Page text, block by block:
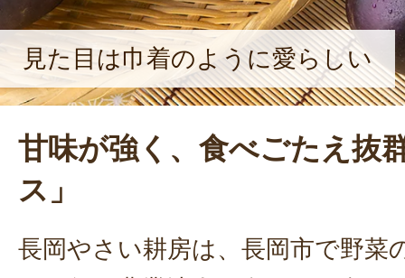
見た目は巾着のように愛らしい
甘味が強く、食べごたえ抜
ス」
長岡やさい耕房は、長岡市で野菜